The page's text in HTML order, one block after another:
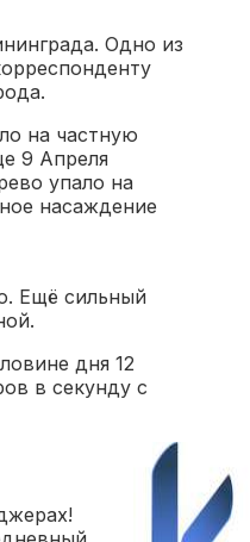
Одно из
на частную
9 Апреля
упало на
насаждение
Ещё сильный
дня 12
в секунду с